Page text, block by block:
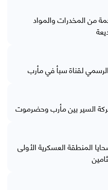
من المخدرات والمواد
لقناة سبأ في مأرب
السير بين مأرب وحضرموت
المنطقة العسكرية الأولى